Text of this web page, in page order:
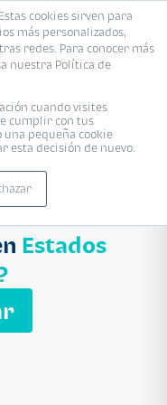
cookies sirven para
más personalizados,
redes. Para conocer más
nuestra Política de
cuando visites
cumplir con tus
pequeña cookie
esta decisión de nuevo.
Buscar
Estados